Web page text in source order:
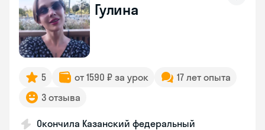
Гулина
5 от 1590 ₽ за урок
17 лет опыта
3 отзыва
Окончила Казанский федеральный